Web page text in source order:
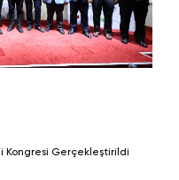
Kongresi Gerçekleştirildi